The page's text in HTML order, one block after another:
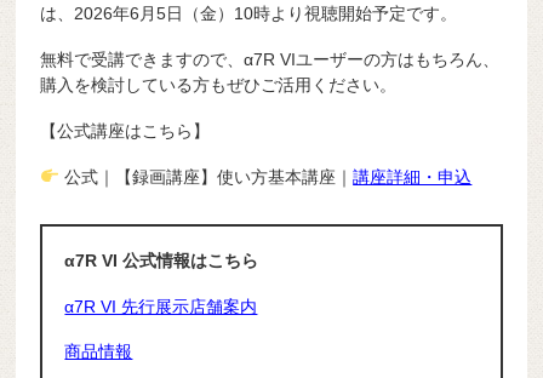
は、2026年6月5日（金）10時より視聴開始予定です。
無料で受講できますので、α7R VIユーザーの方はもちろん、
購入を検討している方もぜひご活用ください。
【公式講座はこちら】
公式｜ 【録画講座】使い方基本講座｜講座詳細・申込
α7R VI 公式情報はこちら
α7R VI 先行展示店舗案内
商品情報